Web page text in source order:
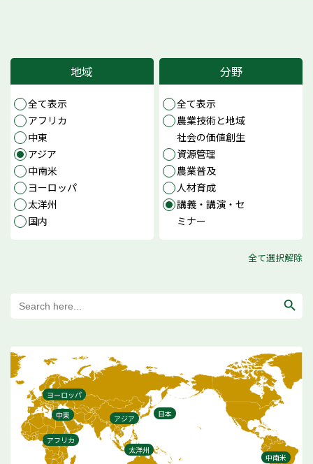
地域
全て表示
アフリカ
中東
アジア
中南米
ヨーロッパ
太洋州
国内
分野
全て表示
農業技術と地域
社会の価値創生
資源管理
農業普及
人材育成
講義・講演・セ
ミナー
全て選択解除
Search
for:
アフリカ
中東 アジア
中南米
ヨーロッパ
太洋州
日本